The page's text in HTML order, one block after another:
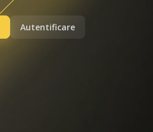
Autentificare